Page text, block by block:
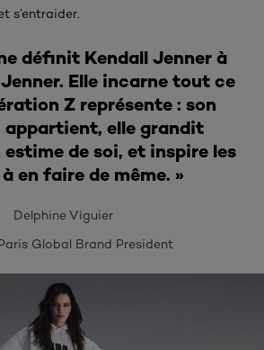
s’entraider.
définit Kendall Jenner à
Elle incarne tout ce
Z représente : son
appartient, elle grandit
de soi, et inspire les
en faire de même. »
Delphine Viguier
Paris Global Brand President